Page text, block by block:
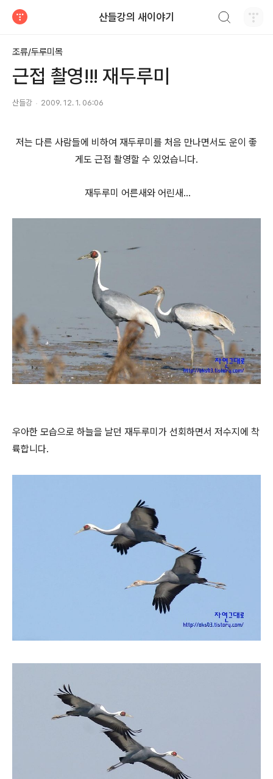
산들강의 새이야기
조류/두루미목
근접 촬영!!! 재두루미
산들강 2009. 12. 1. 06:06
저는 다른 사람들에 비하여 재두루미를 처음 만나면서도 운이 좋
게도 근접 촬영할 수 있었습니다.
재두루미 어른새와 어린새...
우아한 모습으로 하늘을 날던 재두루미가 선회하면서 저수지에 착
륙합니다.